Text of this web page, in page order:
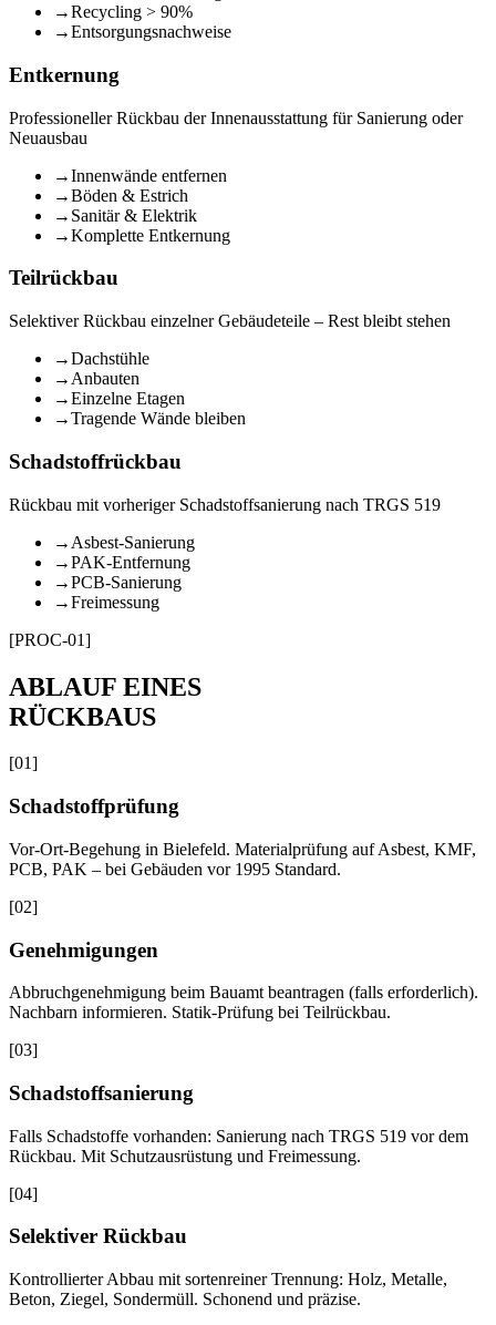
→Recycling > 90%
→Entsorgungsnachweise
Entkernung
Professioneller Rückbau der Innenausstattung für Sanierung oder
Neuausbau
→Innenwände entfernen
→Böden & Estrich
→ Sanitär & Elektrik
→Komplette Entkernung
Teilrückbau
Selektiver Rückbau einzelner Gebäudeteile – Rest bleibt stehen
→Dachstühle
→ Anbauten
→Einzelne Etagen
→Tragende Wände bleiben
Schadstoffrückbau
Rückbau mit vorheriger Schadstoffsanierung nach TRGS 519
→ Asbest-Sanierung
→PAK-Entfernung
→PCB-Sanierung
→Freimessung
[PROC-01]
ABLAUF EINES
RÜCKBAUS
[01]
Schadstoffprüfung
Vor-Ort-Begehung in Bielefeld. Materialprüfung auf Asbest, KMF,
PCB, PAK – bei Gebäuden vor 1995 Standard.
[02]
Genehmigungen
Abbruchgenehmigung beim Bauamt beantragen (falls erforderlich).
Nachbarn informieren. Statik-Prüfung bei Teilrückbau.
[03]
Schadstoffsanierung
Falls Schadstoffe vorhanden: Sanierung nach TRGS 519 vor dem
Rückbau. Mit Schutzausrüstung und Freimessung.
[04]
Selektiver Rückbau
Kontrollierter Abbau mit sortenreiner Trennung: Holz, Metalle,
Beton, Ziegel, Sondermüll. Schonend und präzise.